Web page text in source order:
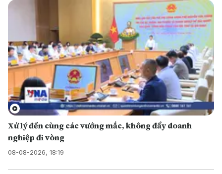
Xử lý đến cùng các vướng mắc, không đẩy doanh
nghiệp đi vòng
08-08-2026, 18:19